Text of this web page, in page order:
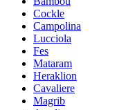
Cockle
Campolina
Lucciola
Fes
Mataram
Heraklion
Cavaliere
Magrib